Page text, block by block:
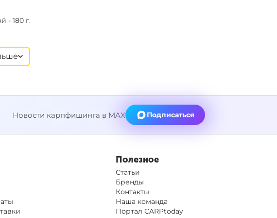
- 180 г.
рекомендуется использовать конусный моно лидер
Новости карпфишинга в MAX Подписаться
Полезное
Статьи
Бренды
Контакты
Наша команда
Портал CARPtoday